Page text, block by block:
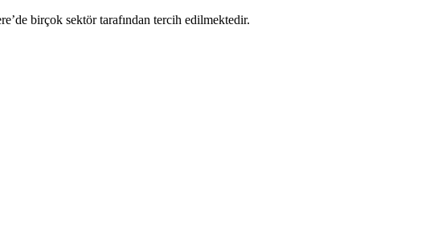
birçok sektör tarafından tercih edilmektedir.